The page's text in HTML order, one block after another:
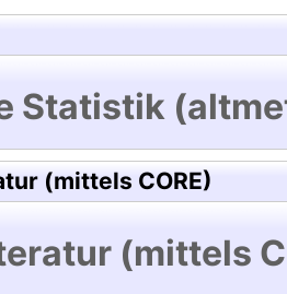
Statistik
(mittels CORE)
(mittels